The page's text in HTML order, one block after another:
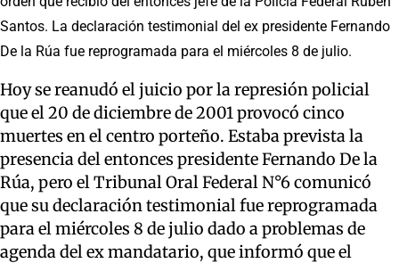
Santos. La declaración testimonial del ex presidente Fernando
De la Rúa fue reprogramada para el miércoles 8 de julio.
Hoy se reanudó el juicio por la represión policial
que el 20 de diciembre de 2001 provocó cinco
muertes en el centro porteño. Estaba prevista la
presencia del entonces presidente Fernando De la
Rúa, pero el Tribunal Oral Federal N°6 comunicó
que su declaración testimonial fue reprogramada
para el miércoles 8 de julio dado a problemas de
agenda del ex mandatario, que informó que el